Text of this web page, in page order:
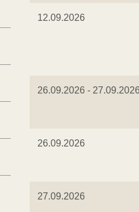
12.09.2026
26.09.2026 - 27.09.2026
26.09.2026
27.09.2026